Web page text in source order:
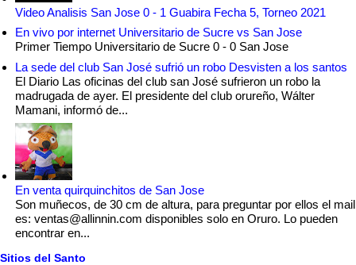
Video Analisis San Jose 0 - 1 Guabira Fecha 5, Torneo 2021
En vivo por internet Universitario de Sucre vs San Jose
Primer Tiempo Universitario de Sucre 0 - 0 San Jose
La sede del club San José sufrió un robo Desvisten a los santos
El Diario Las oficinas del club san José sufrieron un robo la
madrugada de ayer. El presidente del club orureño, Wálter
Mamani, informó de...
En venta quirquinchitos de San Jose
Son muñecos, de 30 cm de altura, para preguntar por ellos el mail
es: ventas@allinnin.com disponibles solo en Oruro. Lo pueden
encontrar en...
Sitios del Santo